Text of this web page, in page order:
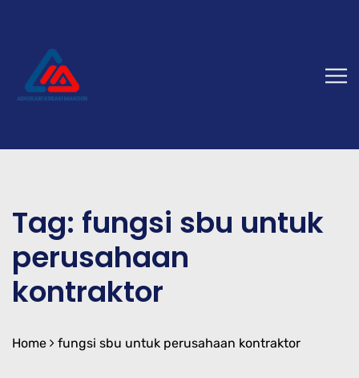
Tag: fungsi sbu untuk
perusahaan
kontraktor
Home fungsi sbu untuk perusahaan kontraktor